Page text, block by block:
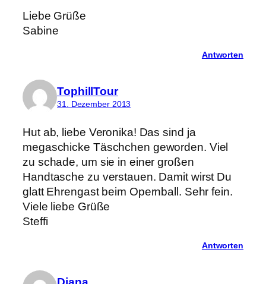
Liebe Grüße
Sabine
Antworten
TophillTour
31. Dezember 2013
Hut ab, liebe Veronika! Das sind ja
megaschicke Täschchen geworden. Viel
zu schade, um sie in einer großen
Handtasche zu verstauen. Damit wirst Du
glatt Ehrengast beim Opernball. Sehr fein.
Viele liebe Grüße
Steffi
Antworten